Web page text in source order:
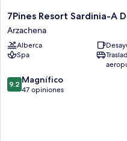
7Pines
Resort
Sardinia-
A
Destination
Hyatt
Arzachena
7Pines Resort Sardinia-A
Arzachena
Alberca
Spa
9.2
de
9.2 Magnífico
47 opiniones